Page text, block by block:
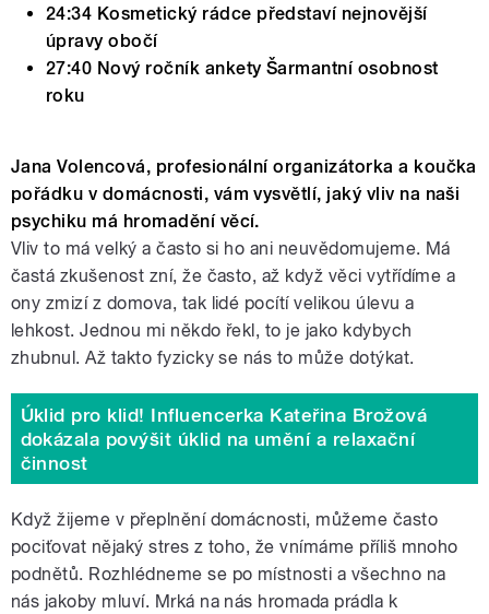
24:34 Kosmetický rádce představí nejnovější
úpravy obočí
27:40 Nový ročník ankety Šarmantní osobnost
roku
Jana Volencová, profesionální organizátorka a koučka
pořádku v domácnosti, vám vysvětlí, jaký vliv na naši
psychiku má hromadění věcí.
Vliv to má velký a často si ho ani neuvědomujeme. Má
častá zkušenost zní, že často, až když věci vytřídíme a
ony zmizí z domova, tak lidé pocítí velikou úlevu a
lehkost. Jednou mi někdo řekl, to je jako kdybych
zhubnul. Až takto fyzicky se nás to může dotýkat.
Úklid pro klid! Influencerka Kateřina Brožová
dokázala povýšit úklid na umění a relaxační
činnost
Když žijeme v přeplnění domácnosti, můžeme často
pociťovat nějaký stres z toho, že vnímáme příliš mnoho
podnětů. Rozhlédneme se po místnosti a všechno na
nás jakoby mluví. Mrká na nás hromada prádla k